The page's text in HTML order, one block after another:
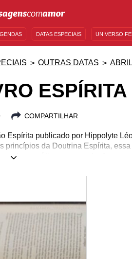
DATAS ESPECIAIS UNIVERSO
OUTRAS DATAS ABRIL
ESPÍRITA
COMPARTILHAR
Espírita publicado por Hippolyte
princípios da Doutrina Espírita,
dos espíritos e suas relações com
Continue lendo essa página e
as incríveis informações